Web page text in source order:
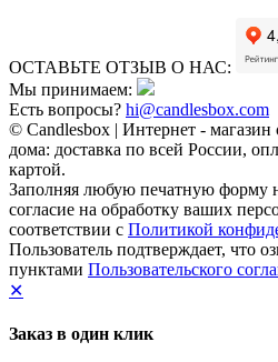
ОСТАВЬТЕ ОТЗЫВ О НАС:
Мы принимаем:
Есть вопросы? hi@candlesbox.com
© Candlesbox | Интернет - магазин
дома: доставка по всей России,
картой.
Заполняя любую печатную форму
согласие на обработку ваших
соответствии с Политикой
Пользователь подтверждает, что
пунктами Пользовательского
✕
Заказ в один клик